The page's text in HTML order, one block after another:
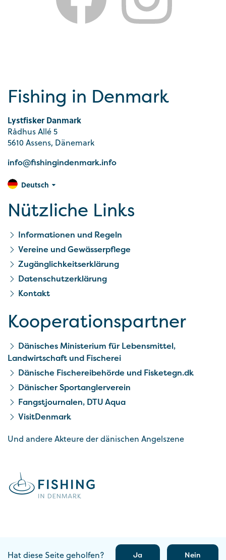
Fishing in Denmark
Lystfisker Danmark
Rådhus Allé 5
5610 Assens, Dänemark
info@fishingindenmark.info
Deutsch
Nützliche Links
Informationen und Regeln
Vereine und Gewässerpflege
Zugänglichkeitserklärung
Datenschutzerklärung
Kontakt
Kooperationspartner
Dänisches Ministerium für Lebensmittel,
Landwirtschaft und Fischerei
Dänische Fischereibehörde und Fisketegn.dk
Dänischer Sportanglerverein
Fangstjournalen, DTU Aqua
VisitDenmark
Und andere Akteure der dänischen Angelszene
Hat diese Seite geholfen? Ja Nein